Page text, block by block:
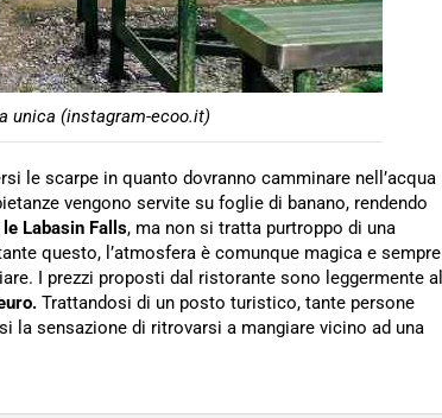
unica (instagram-ecoo.it)
le scarpe in quanto dovranno camminare nell’acqua
vengono servite su foglie di banano, rendendo
Labasin Falls, ma non si tratta purtroppo di una
questo, l’atmosfera è comunque magica e sempre
I prezzi proposti dal ristorante sono leggermente al
Trattandosi di un posto turistico, tante persone
la sensazione di ritrovarsi a mangiare vicino ad una